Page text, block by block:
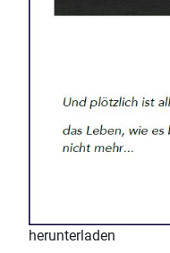
herunterladen